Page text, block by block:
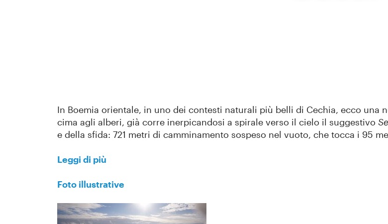
In Boemia orientale, in uno dei contesti naturali più belli di Cechia, ecco una
cima agli alberi, già corre inerpicandosi a spirale verso il cielo il suggestivo
e della sfida: 721 metri di camminamento sospeso nel vuoto, che tocca i 95
Leggi di più
Foto illustrative